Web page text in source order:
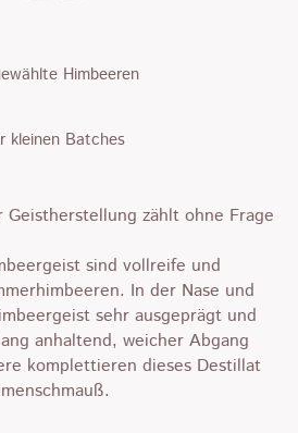
Himbeeren
kleinen Batches
Geistherstellung zählt ohne Frage
sind vollreife und
In der Nase und
sehr ausgeprägt und
anhaltend, weicher Abgang
komplettieren dieses Destillat